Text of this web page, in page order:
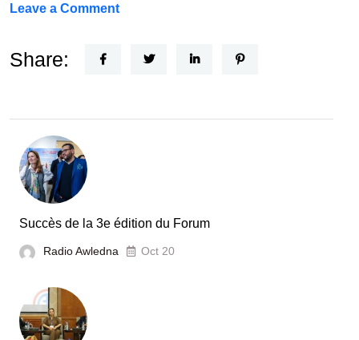
Leave a Commenton
Nouvel
le
Tunisie
Share:
Succès de la 3e édition du Forum
Radio Awledna Oct 20